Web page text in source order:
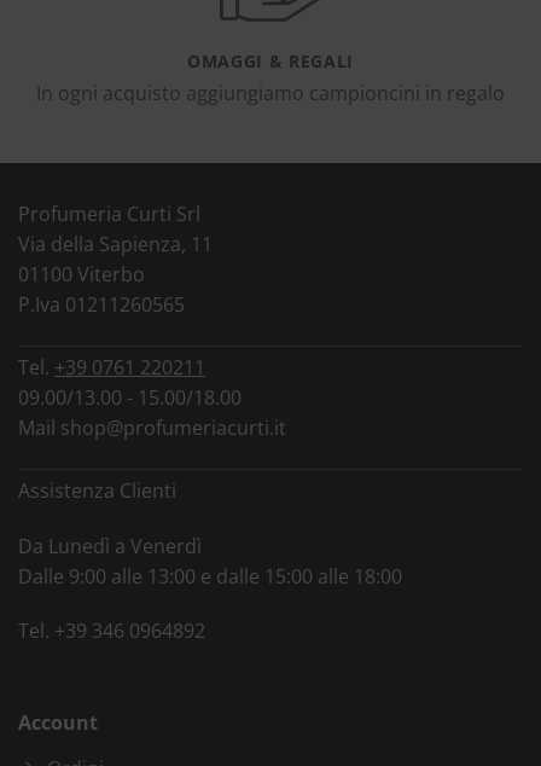
OMAGGI & REGALI
In ogni acquisto aggiungiamo campioncini in regalo
Profumeria Curti Srl
Via della Sapienza, 11
01100 Viterbo
P.Iva 01211260565
Tel. +39 0761 220211
09.00/13.00 - 15.00/18.00
Mail shop@profumeriacurti.it
Assistenza Clienti
Da Lunedì a Venerdì
Dalle 9:00 alle 13:00 e dalle 15:00 alle 18:00
Tel. +39 346 0964892
Account